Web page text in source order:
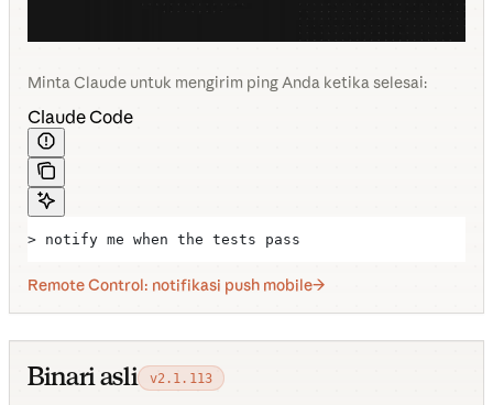
Minta Claude untuk mengirim ping Anda ketika selesai:
Claude Code
> notify me when the tests pass
Remote Control: notifikasi push mobile
Binari asli v2.1.113